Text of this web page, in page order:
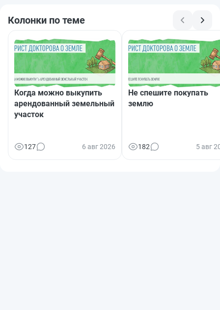
Колонки по теме
Когда можно выкупить
арендованный земельный
участок
127 6 авг 2026
Не спешите покупать
землю
182 5 авг